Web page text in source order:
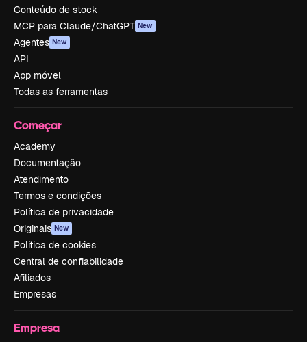
Conteúdo de stock
MCP para Claude/ChatGPT New
Agentes New
API
App móvel
Todas as ferramentas
Começar
Academy
Documentação
Atendimento
Termos e condições
Política de privacidade
Originais New
Política de cookies
Central de confiabilidade
Afiliados
Empresas
Empresa